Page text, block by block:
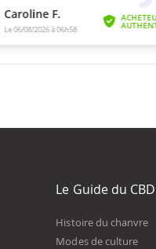
Le Guide du CBD
Histoire du chanvre
Modes de culture